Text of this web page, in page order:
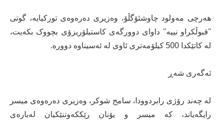
هەرچی مەولود چاوشئۆگڵۆ، وەزیری دەرەوەی تورکیایە، گوتی
"قبوڵکراو نییە" داوای دوورگەی کاستیلۆریزۆی بچووک بکەیت،
لە کاتێکدا 500 کیلۆمەتری ئاوی لە ئەسیناوە دوورە.
ئەگەری شەڕ
لە چەند رۆژی رابردوودا، سامح شوکر، وەزیری دەرەوەی میسر
رایگەیاند، کە میسر و یۆنان رێککەوتنێکیان لەبارەی